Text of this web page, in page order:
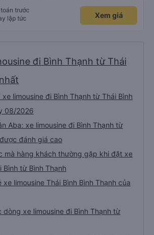
trước
lập tức
Xem giá
đi Bình Thạnh từ Thái
xe limousine đi Bình Thạnh từ Thái Bình
08/2026
Aba: xe limousine đi Bình Thạnh từ
đánh giá cao
mà hàng khách thường gặp khi đặt xe
Bình từ Bình Thạnh
limousine Thái Bình Bình Thạnh của
dòng xe limousine đi Bình Thạnh từ